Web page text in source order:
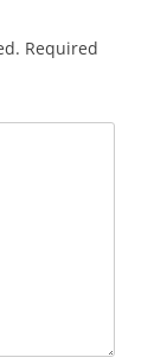
Required